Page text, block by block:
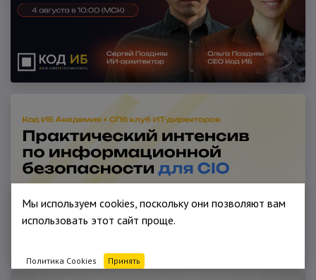
Мы используем cookies, поскольку они позволяют вам
использовать этот сайт проще.
Политика Cookies Принять